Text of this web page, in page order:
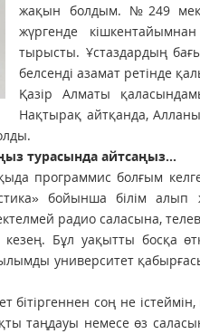
жақын болдым. №249
жүргенде
тырысты. Ұстаздардың
белсенді азамат ретінде
Қазір Алматы
Нақтырақ айтқанда,
турасында айтсаңыз...
программис болғым
бойынша білім
радио саласына,
кезең. Бұл уақытты босқа
университет
бітіргеннен соң не
таңдауы немесе өз